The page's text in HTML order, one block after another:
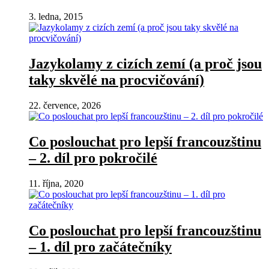
3. ledna, 2015
Jazykolamy z cizích zemí (a proč jsou
taky skvělé na procvičování)
22. července, 2026
Co poslouchat pro lepší francouzštinu
– 2. díl pro pokročilé
11. října, 2020
Co poslouchat pro lepší francouzštinu
– 1. díl pro začátečníky